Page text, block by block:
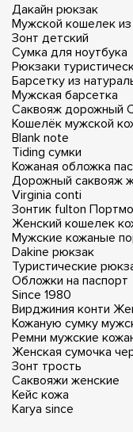
Дакайн рюкзак
Мужской кошелек
Зонт детский
Сумка для ноутбука
Рюкзаки
Барсетку из
Мужская барсетка
Саквояж дорожный
Кошелёк мужской
Blank note
Tiding сумки
Кожаная обложка
Дорожный саквояж
Virginia conti
Зонтик fulton
Женский кошелек
Мужские кожаные
Dakine рюкзак
Туристические
Обложки на паспорт
Since 1980
Вирджиния конти
Кожаную сумку
Ремни мужские
Женская сумочка
Зонт трость
Саквояжи женские
Кейс кожа
Karya since